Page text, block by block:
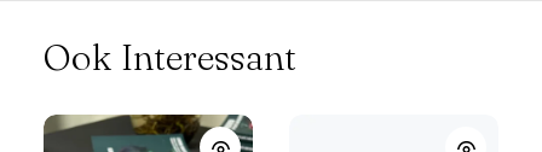
Ook Interessant